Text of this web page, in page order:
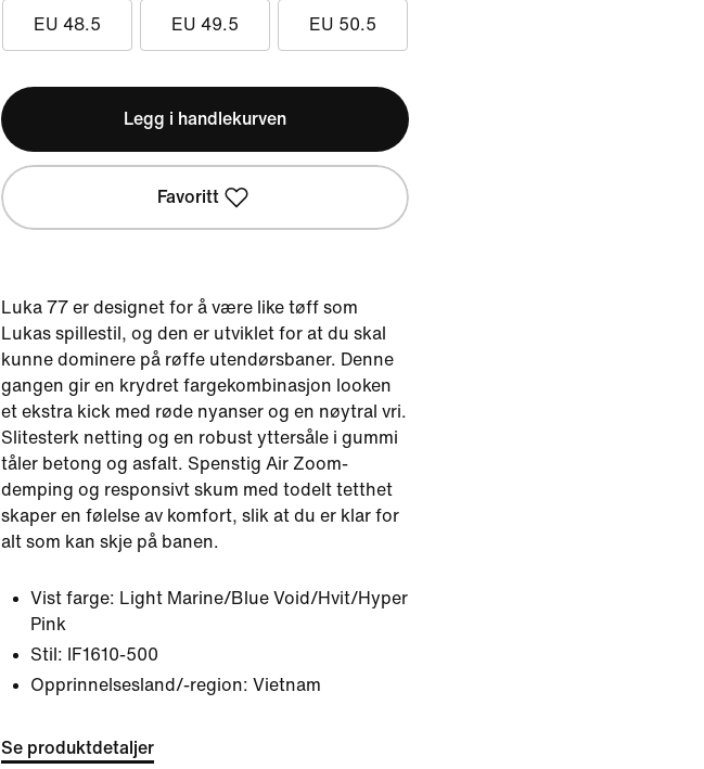
EU 48.5 EU 49.5 EU 50.5
Legg i handlekurven
Favoritt
Luka 77 er designet for å være like tøff som
Lukas spillestil, og den er utviklet for at du skal
kunne dominere på røffe utendørsbaner. Denne
gangen gir en krydret fargekombinasjon looken
et ekstra kick med røde nyanser og en nøytral vri.
Slitesterk netting og en robust yttersåle i gummi
tåler betong og asfalt. Spenstig Air Zoom-
demping og responsivt skum med todelt tetthet
skaper en følelse av komfort, slik at du er klar for
alt som kan skje på banen.
Vist farge: Light Marine/Blue Void/Hvit/Hyper
Pink
Stil:
IF1610-500
Opprinnelsesland/-region: Vietnam
Se produktdetaljer